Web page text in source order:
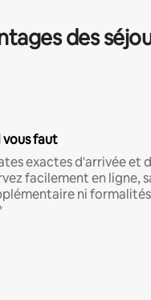
des
faut
exactes d'arrivée et
facilement en ligne,
ni formalités